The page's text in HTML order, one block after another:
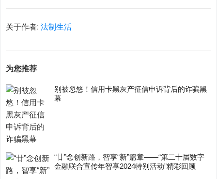
关于作者:法制生活
为您推荐
别被忽悠！信用卡黑灰产征信申诉背后的诈骗黑
幕
“廿”念创新路，智享“新”篇章——“第二十届数字
金融联合宣传年智享2024特别活动”精彩回顾